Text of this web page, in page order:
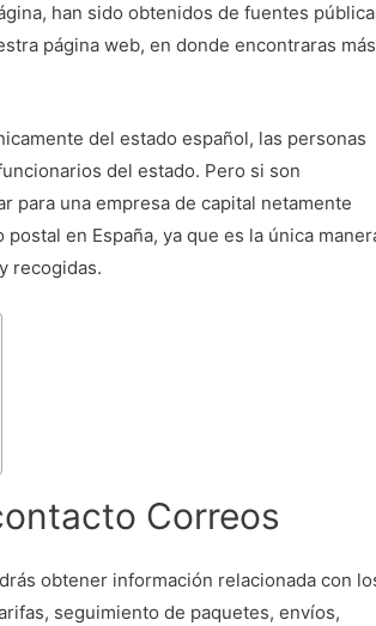
han sido obtenidos de fuentes
página web, en donde encontraras más
del estado español, las personas
del estado. Pero si son
para una empresa de capital netamente
en España, ya que es la única
recogidas.
Correos
obtener información relacionada con
seguimiento de paquetes, envíos,